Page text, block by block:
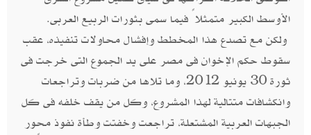
الأوسط الكبير متمثلاً فيما سمى بثورات الربيع العربى.
ولكن مع تصدع هذا المخطط وإفشال محاولات تنفيذه، عقب
سقوط حكم الإخوان فى مصر على يد الجموع التى خرجت فى
ثورة 30 يونيو 2012، وما تلاها من ضربات وتراجعات
وانكشافات متتالية لهذا المشروع، وكل من يقف خلفه فى كل
الجبهات العربية المشتعلة، تراجعت وخفتت وطأة نفوذ محور